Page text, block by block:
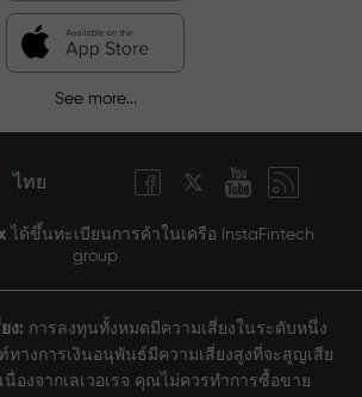
See more...
ไทย
ได้ขึ้นทะเบียนการค้าในเครือ InstaFintech
group
ง: การลงทุนทั้งหมดมีความเสี่ยงในระดับหนึ่ง
างการเงินอนุพันธ์มีความเสี่ยงสูงที่จะสูญเสีย
นื่องจากเลเวอเรจ คุณไม่ควรทำการซื้อขาย